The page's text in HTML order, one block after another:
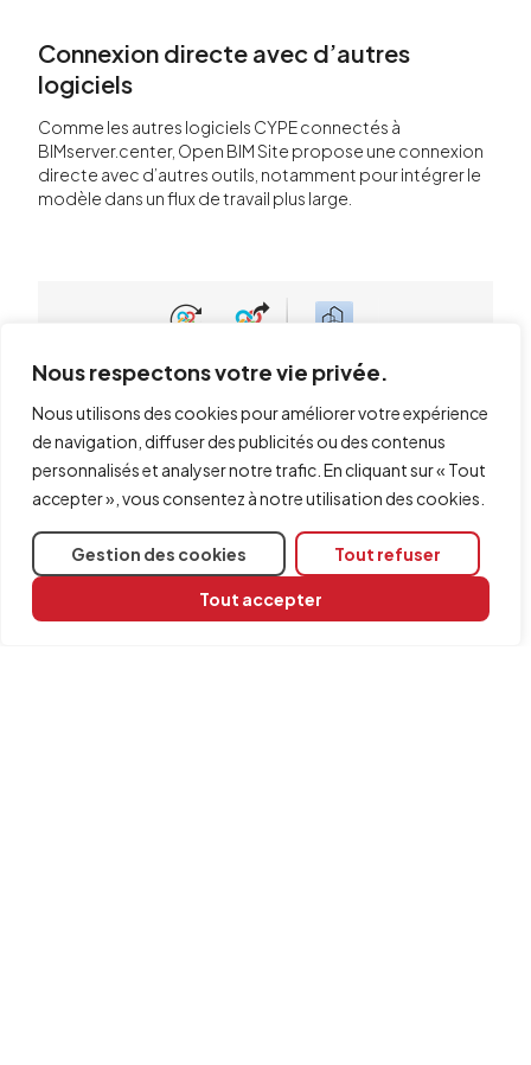
Nous respectons votre vie privée.
Nous utilisons des cookies pour améliorer votre expérience
de navigation, diffuser des publicités ou des contenus
personnalisés et analyser notre trafic. En cliquant sur « Tout
accepter », vous consentez à notre utilisation des cookies.
Gestion des cookies Tout refuser
Tout accepter
Connexion directe avec d’autres
logiciels
Comme les autres logiciels CYPE connectés à
BIMserver.center, Open BIM Site propose une connexion
directe avec d’autres outils, notamment pour intégrer le
modèle dans un flux de travail plus large.
Depuis le menu de BIMserver.center, envoyez le modèle
BIM d’Open BIM Site vers :
CYPE Architecture, pour réaliser la modélisation
architecturale des bâtiments.